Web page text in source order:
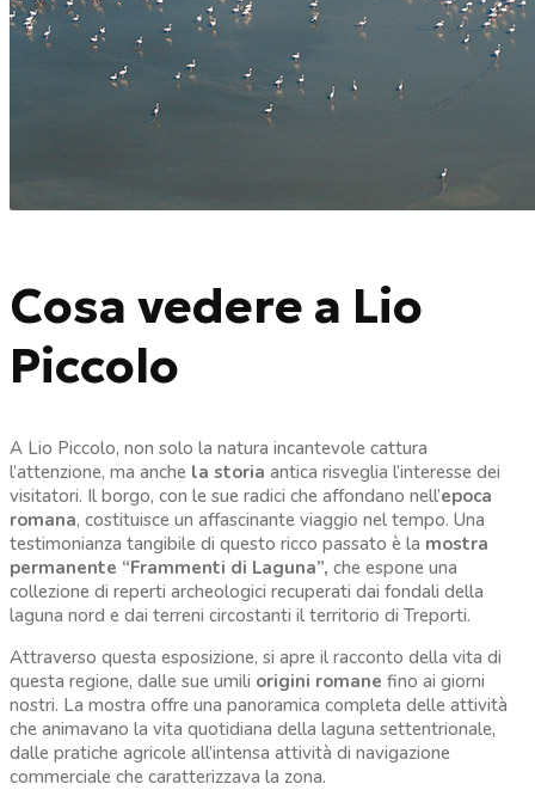
Cosa vedere a Lio
Piccolo
A Lio Piccolo, non solo la natura incantevole cattura
l’attenzione, ma anche la storia antica risveglia l’interesse dei
visitatori. Il borgo, con le sue radici che affondano nell’epoca
romana, costituisce un affascinante viaggio nel tempo. Una
testimonianza tangibile di questo ricco passato è la mostra
permanente “Frammenti di Laguna”, che espone una
collezione di reperti archeologici recuperati dai fondali della
laguna nord e dai terreni circostanti il territorio di Treporti.
Attraverso questa esposizione, si apre il racconto della vita di
questa regione, dalle sue umili origini romane fino ai giorni
nostri. La mostra offre una panoramica completa delle attività
che animavano la vita quotidiana della laguna settentrionale,
dalle pratiche agricole all’intensa attività di navigazione
commerciale che caratterizzava la zona.